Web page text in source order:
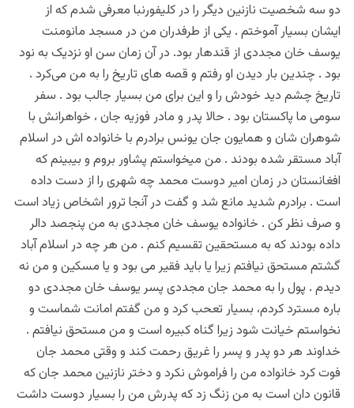
دو سه شخصیت نازنین دیگر را در کلیفورنبا معرفی شدم که از
ایشان بسیار آموختم . یکی از طرفدران من در مسجد مانومنت
یوسف خان مجددی از قندهار بود. در آن زمان سن او نزدیک به نود
بود . چندین بار دیدن او رفتم و قصه های تاریخ را به من می‌کرد .
تاریخ چشم دید خودش را و این برای من بسیار جالب بود . سفر
سومی ما پاکستان بود . حالا پدر و مادر فوزیه جان ، خواهرانش با
شوهران شان و همایون جان یونس برادرم با خانواده اش در اسلام
آباد مستقر شده بودند . من میخواستم پشاور بروم و بیبینم که
افغانستان در زمان امیر دوست محمد چه شهری را از دست داده
است . برادرم شدید مانع شد و گفت در آنجا ترور اشخاص زیاد است
و صرف نظر کن . خانواده یوسف خان مجددی به من پنجصد دالر
داده بودند که به مستحقین تقسیم کنم . من هر چه در اسلام آباد
گشتم مستحق نیافتم زیرا یا باید فقیر می بود و یا مسکین و من نه
دیدم . پول را به محمد جان مجددی پسر یوسف خان مجددی دو
باره مسترد کردم، بسیار تعحب کرد و من گفتم امانت شماست و
نخواستم خیانت شود زیرا گناه کبیره است و من مستحق نیافتم .
خداوند هر دو پدر و پسر را غریق رحمت کند و وقتی محمد جان
فوت کرد خانواده من را فراموش نکرد و دختر نازنین محمد جان که
قانون دان است به من زنگ زد که پدرش من را بسیار دوست داشت